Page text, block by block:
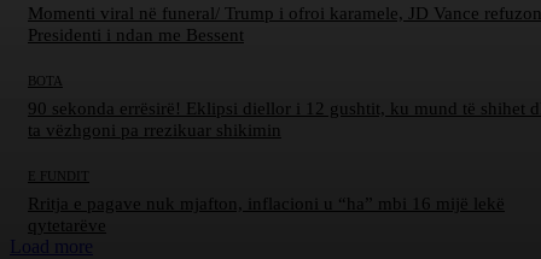
Momenti viral në funeral/ Trump i ofroi karamele, JD Vance
Presidenti i ndan me Bessent
BOTA
90 sekonda errësirë! Eklipsi diellor i 12 gushtit, ku mund të shihet
ta vëzhgoni pa rrezikuar shikimin
E FUNDIT
Rritja e pagave nuk mjafton, inflacioni u “ha” mbi 16 mijë lekë
qytetarëve
Load more